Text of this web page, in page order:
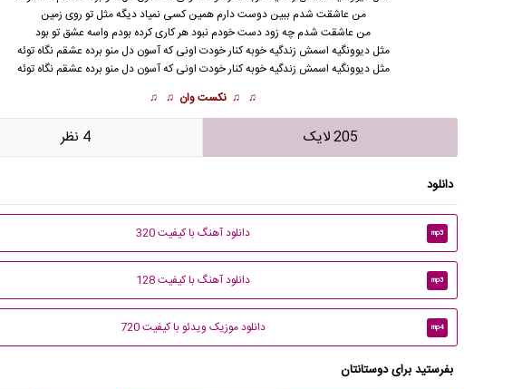
من عاشقت شدم ببین دوست دارم همین کسی نمیاد دیگه مثل تو روی زمین
من عاشقت شدم چه زود دست خودم نبود هر کاری کرده بودم واسه عشق تو بود
مثل دیوونگیه اسمش زندگیه خوبه کنار خودت اونی که آسون دل منو برده عشقم نگاه توئه
مثل دیوونگیه اسمش زندگیه خوبه کنار خودت اونی که آسون دل منو برده عشقم نگاه توئه
♫ ♫ نکست وان ♫ ♫
205 لایک 4 نظر
دانلود
mp3 دانلود آهنگ با کیفیت 320
mp3 دانلود آهنگ با کیفیت 128
mp4 دانلود موزیک ویدئو با کیفیت 720
بفرستید برای دوستانتان